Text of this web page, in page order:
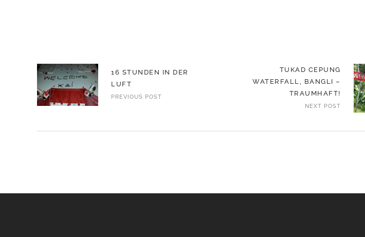
16 STUNDEN IN DER
LUFT
PREVIOUS POST
TUKAD CEPUNG
WATERFALL, BANGLI –
TRAUMHAFT!
NEXT POST